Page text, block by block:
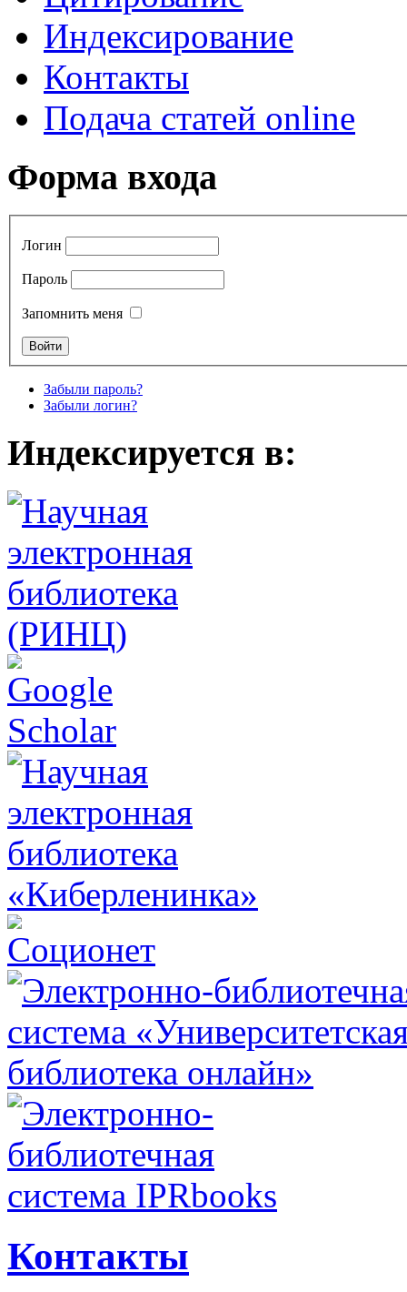
Индексирование
Контакты
Подача статей online
Форма входа
Логин
Пароль
Запомнить меня
Забыли пароль?
Забыли логин?
Индексируется в:
Контакты